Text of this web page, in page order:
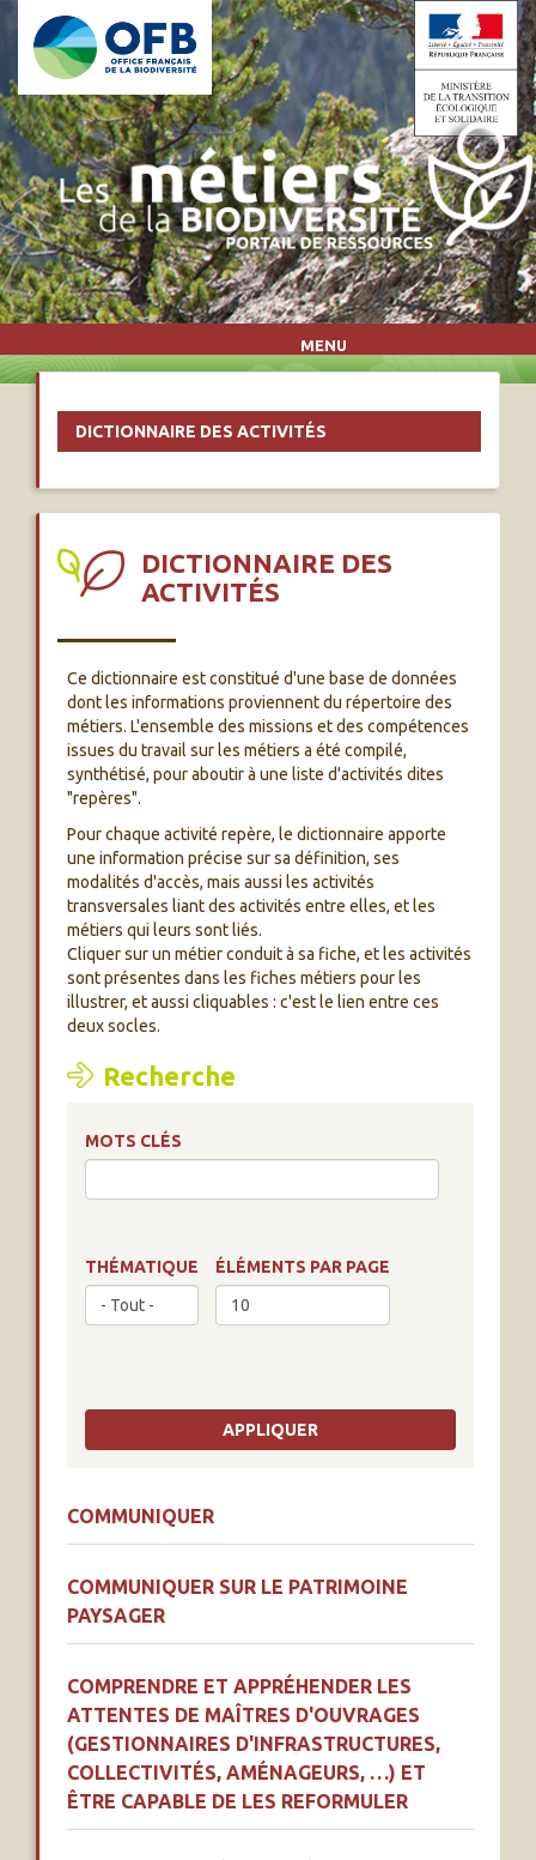
Aller au contenu principal
MENU
DICTIONNAIRE DES ACTIVITÉS
DICTIONNAIRE DES
ACTIVITÉS
Ce dictionnaire est constitué d'une base de données
dont les informations proviennent du répertoire des
métiers. L'ensemble des missions et des compétences
issues du travail sur les métiers a été compilé,
synthétisé, pour aboutir à une liste d'activités dites
"repères".
Pour chaque activité repère, le dictionnaire apporte
une information précise sur sa définition, ses
modalités d'accès, mais aussi les activités
transversales liant des activités entre elles, et les
métiers qui leurs sont liés.
Cliquer sur un métier conduit à sa fiche, et les activités
sont présentes dans les fiches métiers pour les
illustrer, et aussi cliquables : c'est le lien entre ces
deux socles.
Recherche
MOTS CLÉS
THÉMATIQUE ÉLÉMENTS PAR PAGE
COMMUNIQUER
COMMUNIQUER SUR LE PATRIMOINE
PAYSAGER
COMPRENDRE ET APPRÉHENDER LES
ATTENTES DE MAÎTRES D'OUVRAGES
(GESTIONNAIRES D'INFRASTRUCTURES,
COLLECTIVITÉS, AMÉNAGEURS, …) ET
ÊTRE CAPABLE DE LES REFORMULER